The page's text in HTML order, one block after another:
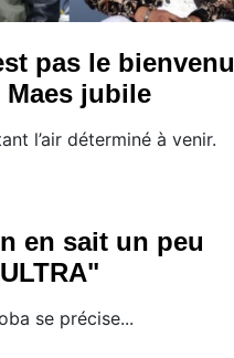
pas le bienvenu
Maes jubile
l’air déterminé à venir.
en sait un peu
se précise...